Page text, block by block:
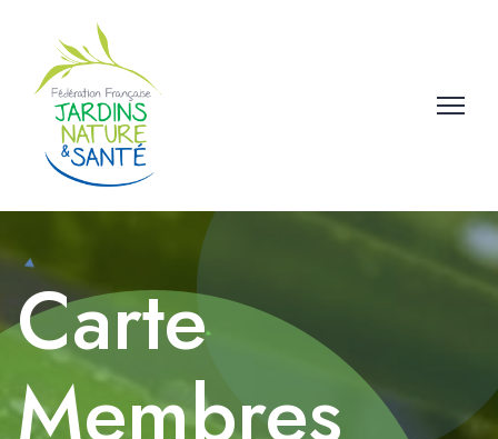
Carte
Membres